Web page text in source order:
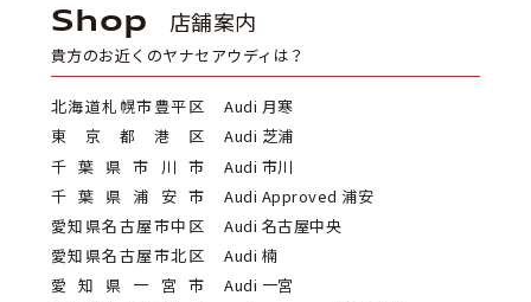
Shop 店舗案内
貴方のお近くのヤナセアウディは？
北海道札幌市豊平区
Audi 月寒
東京都港区
Audi 芝浦
千葉県市川市
Audi 市川
千葉県浦安市
Audi Approved 浦安
愛知県名古屋市中区
Audi 名古屋中央
愛知県名古屋市北区
Audi 楠
愛知県一宮市
Audi 一宮